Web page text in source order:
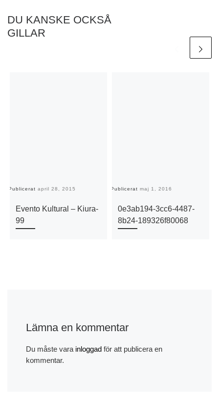
DU KANSKE OCKSÅ
GILLAR
Publicerat april 28, 2015
Evento Kultural – Kiura-
99
Publicerat maj 1, 2016
0e3ab194-3cc6-4487-
8b24-189326f80068
Lämna en kommentar
Du måste vara inloggadför att publicera en
kommentar.